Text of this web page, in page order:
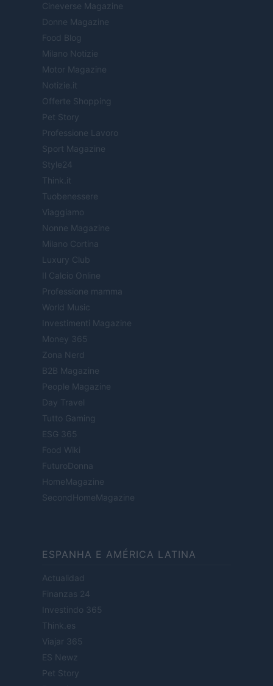
Cineverse Magazine
Donne Magazine
Food Blog
Milano Notizie
Motor Magazine
Notizie.it
Offerte Shopping
Pet Story
Professione Lavoro
Sport Magazine
Style24
Think.it
Tuobenessere
Viaggiamo
Nonne Magazine
Milano Cortina
Luxury Club
Il Calcio Online
Professione mamma
World Music
Investimenti Magazine
Money 365
Zona Nerd
B2B Magazine
People Magazine
Day Travel
Tutto Gaming
ESG 365
Food Wiki
FuturoDonna
HomeMagazine
SecondHomeMagazine
ESPANHA E AMÉRICA LATINA
Actualidad
Finanzas 24
Investindo 365
Think.es
Viajar 365
ES Newz
Pet Story